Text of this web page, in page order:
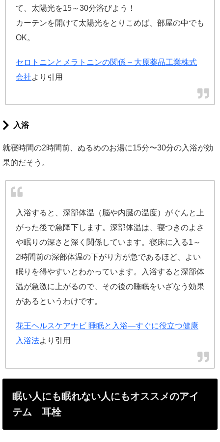
て、太陽光を15～30分浴びよう！
カーテンを開けて太陽光をとりこめば、部屋の中でも
OK。
セロトニンとメラトニンの関係 – 大原薬品工業株式
会社より引用
入浴
就寝時間の2時間前、ぬるめのお湯に15分〜30分の入浴が効
果的だそう。
入浴すると、深部体温（脳や内臓の温度）がぐんと上
がった後で急降下します。深部体温は、寝つきのよさ
や眠りの深さと深く関係しています。寝床に入る1～
2時間前の深部体温の下がり方が急であるほど、よい
眠りを得やすいとわかっています。入浴すると深部体
温が急激に上がるので、その後の睡眠をいざなう効果
があるというわけです。
花王ヘルスケアナビ 睡眠と入浴―すぐに役立つ健康
入浴法より引用
眠い人にも眠れない人にもオススメのアイ
テム 耳栓